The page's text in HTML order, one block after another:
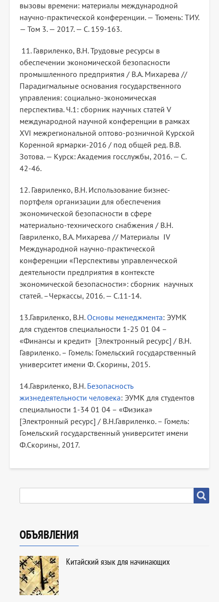
вызовы времени: материалы международной
научно-практической конференции. — Тюмень: ТИУ.
— Том 3. — 2017. — С. 159-163.
11. Гавриленко, В.Н. Трудовые ресурсы в
обеспечении экономической безопасности
промышленного предприятия / В.А. Михарева //
Парадигмальные основания государственного
управления: социально-экономическая
перспектива. Ч.1: сборник научных статей V
международной научной конференции в рамках
XVI межрегиональной оптово-розничной Курской
Коренной ярмарки-2016 / под общей ред. В.В.
Зотова. — Курск: Академия госслужбы, 2016. — С.
42-46.
12. Гавриленко, В.Н. Использование бизнес-
портфеля организации для обеспечения
экономической безопасности в сфере
материально-технического снабжения / В.Н.
Гавриленко, В.А. Михарева // Материалы IV
Международной научно-практической
конференции «Перспективы управленческой
деятельности предприятия в контексте
экономической безопасности»: сборник научных
статей. –Черкассы, 2016. — С.11-14.
13.Гавриленко, В.Н. Основы менеджмента: ЭУМК
для студентов специальности 1-25 01 04 –
«Финансы и кредит» [Электронный ресурс] / В.Н.
Гавриленко. – Гомель: Гомельский государственный
университет имени Ф. Скорины, 2015.
14.Гавриленко, В.Н. Безопасность
жизнедеятельности человека: ЭУМК для студентов
специальности 1-34 01 04 – «Физика»
[Электронный ресурс] / В.Н.Гавриленко. – Гомель:
Гомельский государственный университет имени
Ф.Скорины, 2017.
ОБЪЯВЛЕНИЯ
Китайский язык для начинающих